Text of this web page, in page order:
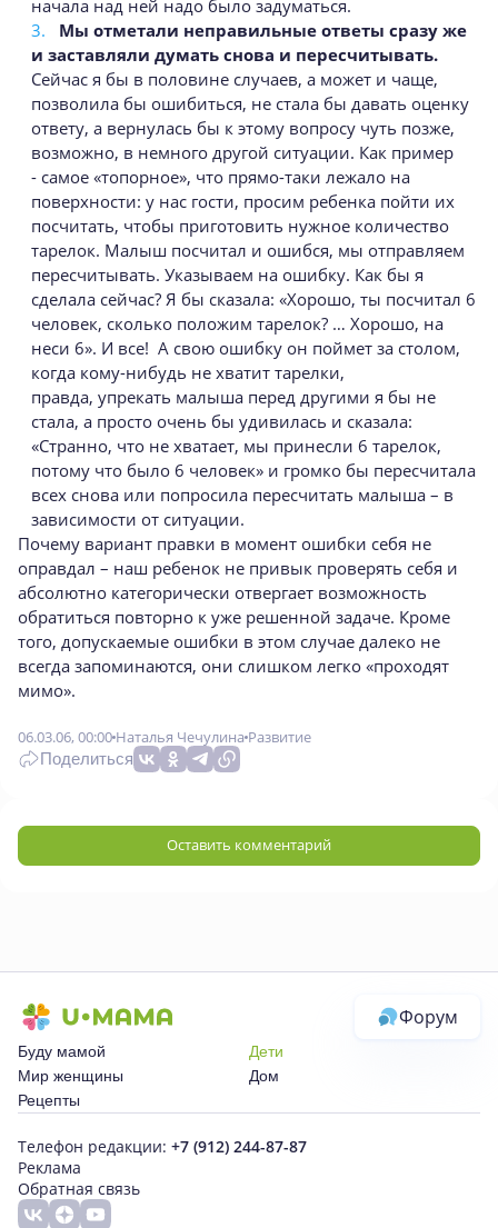
начала над ней надо было задуматься.
Мы отметали неправильные ответы сразу же
и заставляли думать снова и пересчитывать.
Сейчас я бы в половине случаев, а может и чаще,
позволила бы ошибиться, не стала бы давать оценку
ответу, а вернулась бы к этому вопросу чуть позже,
возможно, в немного другой ситуации. Как пример
- самое «топорное», что прямо-таки лежало на
поверхности: у нас гости, просим ребенка пойти их
посчитать, чтобы приготовить нужное количество
тарелок. Малыш посчитал и ошибся, мы отправляем
пересчитывать. Указываем на ошибку. Как бы я
сделала сейчас? Я бы сказала: «Хорошо, ты посчитал 6
человек, сколько положим тарелок? … Хорошо, на
неси 6». И все! А свою ошибку он поймет за столом,
когда кому-нибудь не хватит тарелки,
правда, упрекать малыша перед другими я бы не
стала, а просто очень бы удивилась и сказала:
«Странно, что не хватает, мы принесли 6 тарелок,
потому что было 6 человек» и громко бы пересчитала
всех снова или попросила пересчитать малыша – в
зависимости от ситуации.
Почему вариант правки в момент ошибки себя не
оправдал – наш ребенок не привык проверять себя и
абсолютно категорически отвергает возможность
обратиться повторно к уже решенной задаче. Кроме
того, допускаемые ошибки в этом случае далеко не
всегда запоминаются, они слишком легко «проходят
мимо».
06.03.06, 00:00 Наталья Чечулина Развитие
Поделиться
Оставить комментарий
Форум
Буду мамой
Дети
Мир женщины
Дом
Рецепты
Телефон редакции: +7 (912) 244-87-87
Реклама
Обратная связь